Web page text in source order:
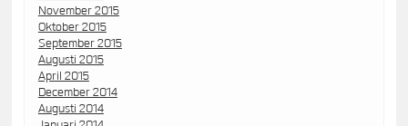
November 2015
Oktober 2015
September 2015
Augusti 2015
April 2015
December 2014
Augusti 2014